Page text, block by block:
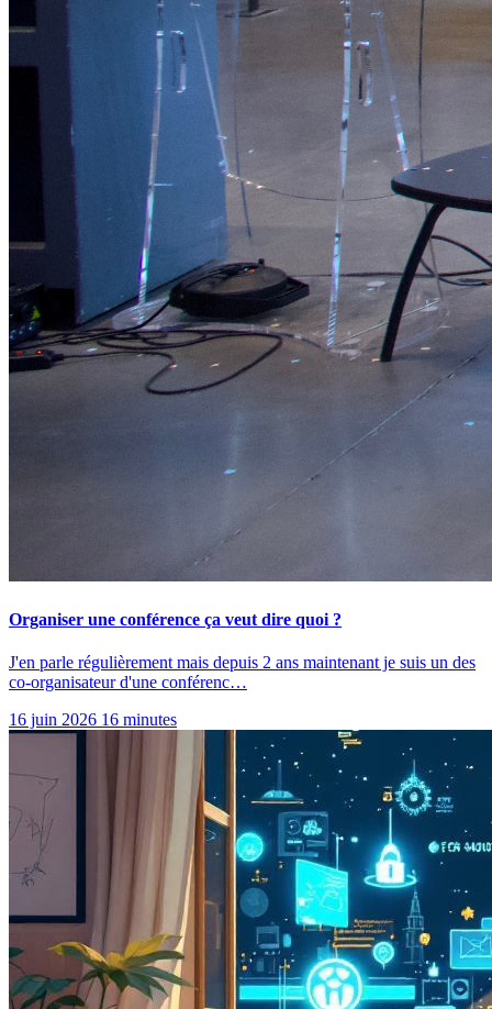
Organiser une conférence ça veut dire quoi ?
J'en parle régulièrement mais depuis 2 ans maintenant je suis un des
co-organisateur d'une conférenc…
16 juin 2026 16 minutes